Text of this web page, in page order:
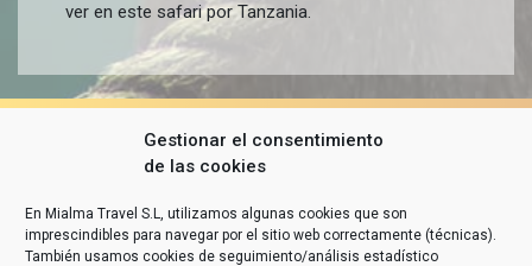
Gestionar el consentimiento
de las cookies
En Mialma Travel S.L, utilizamos algunas cookies que son
imprescindibles para navegar por el sitio web correctamente (técnicas).
También usamos cookies de seguimiento/análisis estadístico
ver en este safari por Tanzania.